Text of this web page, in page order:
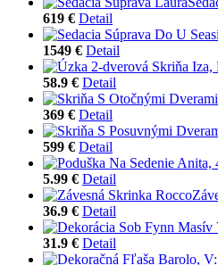
619 € Detail
1549 € Detail
58.9 € Detail
369 € Detail
599 € Detail
5.99 € Detail
36.9 € Detail
31.9 € Detail